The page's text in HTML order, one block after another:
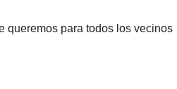
queremos para todos los vecinos